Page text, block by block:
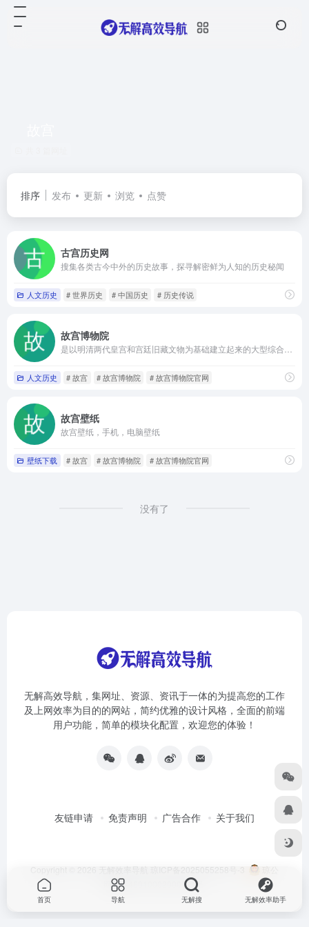
排序 发布 更新 浏览 点赞
古宫历史网
搜集各类古今中外的历史故事，探寻解密鲜为人知的历史秘闻
人文历史 # 世界历史 # 中国历史 # 历史传说
故宫博物院
人文历史 # 故宫 # 故宫博物院 # 故宫博物院官网
故宫壁纸
故宫壁纸，手机，电脑壁纸
壁纸下载 # 故宫 # 故宫博物院 # 故宫博物院官网
没有了
无解高效导航，集网址、资源、资讯于一体的为提高您的工作
及上网效率为目的的网站，简约优雅的设计风格，全面的前端
用户功能，简单的模块化配置，欢迎您的体验！
友链申请 免责声明 广告合作 关于我们
Copyright © 2026 无解效率导航 琼ICP备2025055258号-3
琼公
网安备46010002000981号
首页 导航 无解搜 无解效率助手